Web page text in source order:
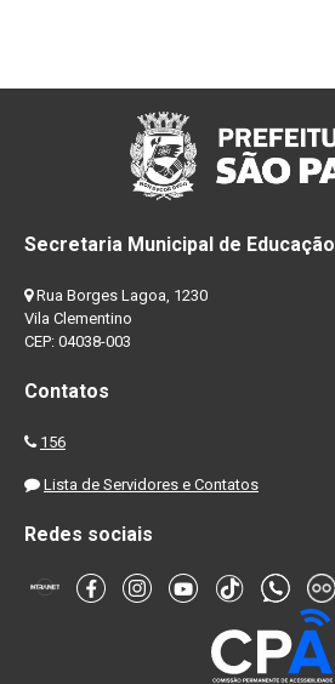
Secretaria Municipal de Educação
Rua Borges Lagoa, 1230
Vila Clementino
CEP: 04038-003
Contatos
156
Lista de Servidores e Contatos
Redes sociais